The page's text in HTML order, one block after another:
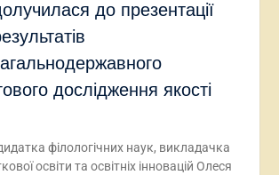
до презентації
дослідження якості
філологічних наук, викладачка
освіти та освітніх інновацій Олеся